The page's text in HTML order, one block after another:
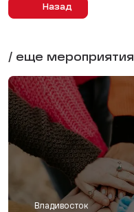
Назад
/ еще мероприятия
Владивосток